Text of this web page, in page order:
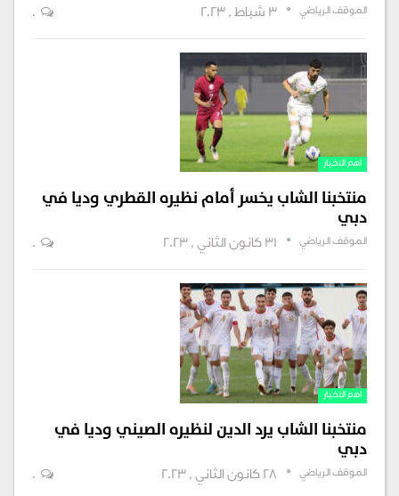
الموقف الرياضي 3 شباط , 2023 0
اهم الاخبار
منتخبنا الشاب يخسر أمام نظيره القطري وديا في
دبي
الموقف الرياضي 31 كانون الثاني , 2023 0
اهم الاخبار
منتخبنا الشاب يرد الدين لنظيره الصيني وديا في
دبي
الموقف الرياضي 28 كانون الثاني , 2023 0